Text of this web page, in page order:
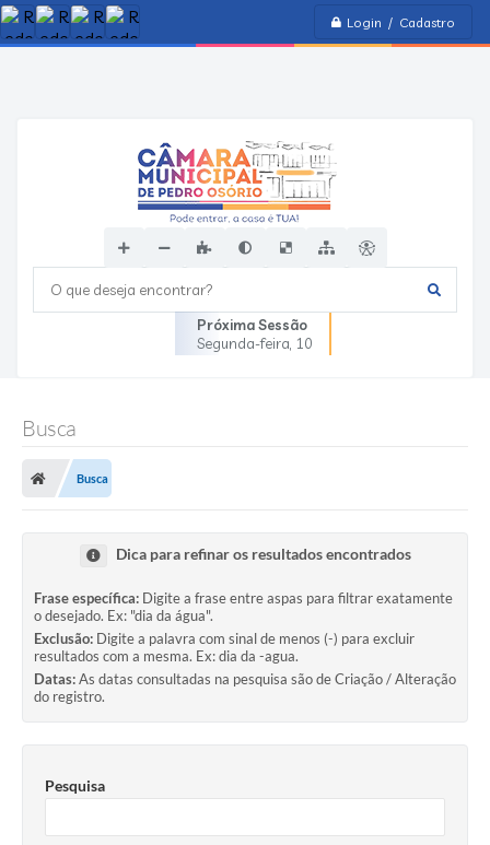
Login / Cadastro
O que deseja encontrar?
Próxima Sessão
Segunda-feira 10
Busca
Busca
Dica para refinar os resultados encontrados
Frase específica: Digite a frase entre aspas para filtrar exatamente
o desejado. Ex: "dia da água".
Exclusão: Digite a palavra com sinal de menos (-) para excluir
resultados com a mesma. Ex: dia da -agua.
Datas:As datas consultadas na pesquisa são de Criação / Alteração
do registro.
Pesquisa